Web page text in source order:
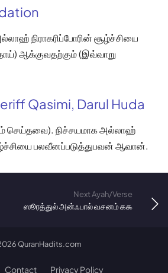
நிராகரிப்போரின் சூழ்ச்சியை
ஆக்குவதற்கும் (இவ்வாறு
Qasimi, Darul Huda
செய்தவை). நிச்சயமாக அல்லாஹ்
பலவீனப்படுத்துபவன் ஆவான்.
Next Ayah/Verse
ஸூரத்துல் அன்ஃபால் வசனம் ௧௯
QuranHadits.com
Contact Privacy Policy